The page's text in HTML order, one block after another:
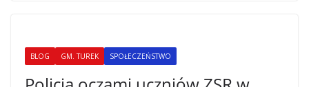
BLOG GM. TUREK SPOŁECZEŃSTWO